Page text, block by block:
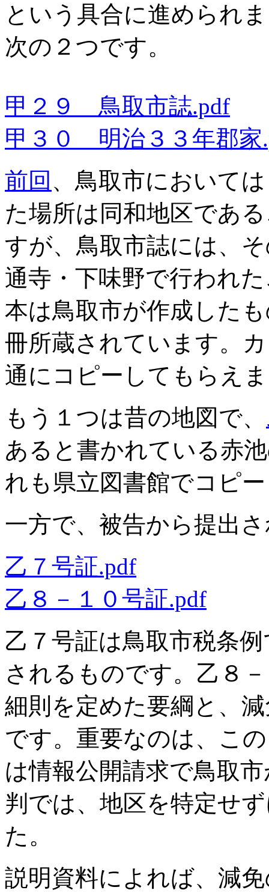
という具合に進められ
次の２つです。
甲２９ 鳥取市誌.pdf
甲３０ 明治３３年郡家
前回 、鳥取市において
た場所は同和地区であ
すが、鳥取市誌には、
通寺・下味野で行われ
本は鳥取市が作成した
冊所蔵されています。
通にコピーしてもらえ
もう１つは昔の地図で、
あると書かれている赤
れも県立図書館でコピ
一方で、被告から提出
乙７号証.pdf
乙８－１０号証.pdf
乙７号証は鳥取市税条
されるものです。乙８
細則を定めた要綱と、
です。重要なのは、こ
は情報公開請求で鳥取
判では、地区を特定せ
た。
説明資料によれば、減